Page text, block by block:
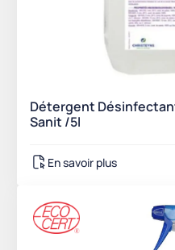
Détergent
Sanit /5l
En savoir plus